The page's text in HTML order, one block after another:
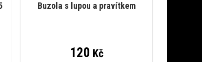
Buzola s lupou a pravítkem
120 Kč